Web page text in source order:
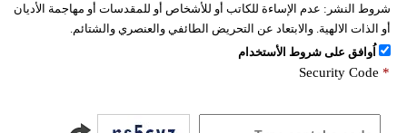
شروط النشر: عدم الإساءة للكاتب أو للأشخاص أو للمقدسات أو مهاجمة الأديان
أو الذات الالهية. والابتعاد عن التحريض الطائفي والعنصري والشتائم.
اُوافق على شروط الأستخدام
Security Code *